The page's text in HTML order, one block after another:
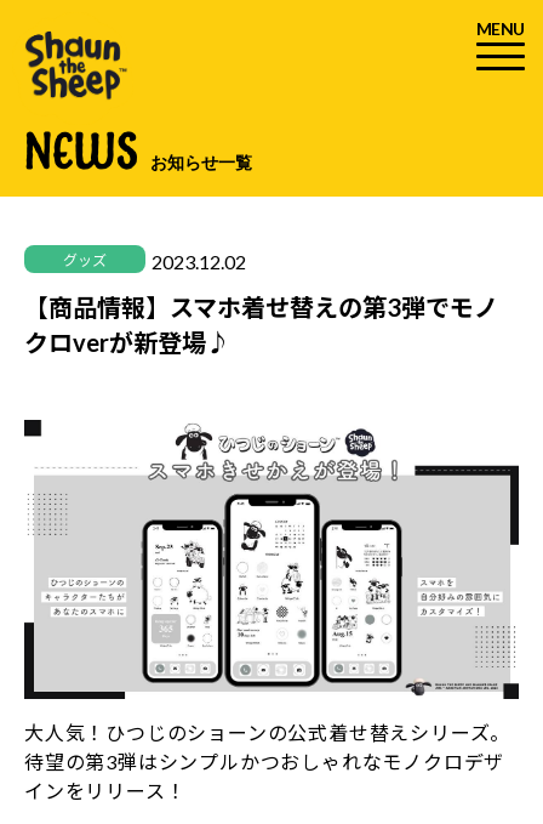
MENU
NEWS お知らせ一覧
グッズ 2023.12.02
【商品情報】スマホ着せ替えの第3弾でモノ
クロverが新登場♪
大人気！ひつじのショーンの公式着せ替えシリーズ。
待望の第3弾はシンプルかつおしゃれなモノクロデザ
インをリリース！